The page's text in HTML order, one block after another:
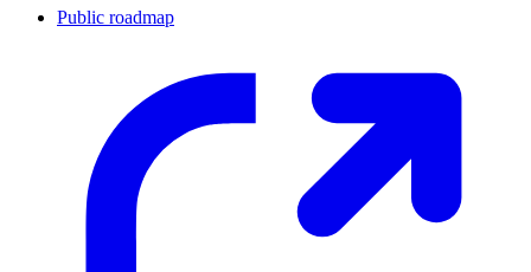
Public roadmap